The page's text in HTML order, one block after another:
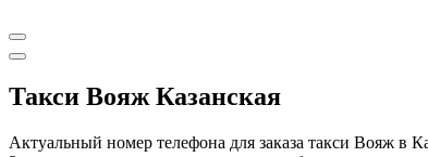
Такси Вояж Казанская
Актуальный номер телефона для заказа такси Вояж в